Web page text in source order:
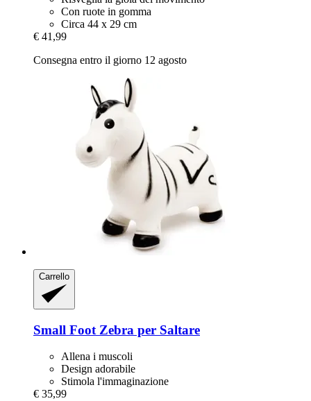
Con ruote in gomma
Circa 44 x 29 cm
€ 41,99
Consegna entro il giorno 12 agosto
Carrello
Small Foot Zebra per Saltare
Allena i muscoli
Design adorabile
Stimola l'immaginazione
€ 35,99